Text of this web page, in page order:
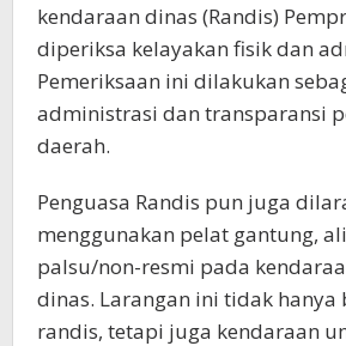
kendaraan dinas (Randis)
diperiksa kelayakan fisik dan
Pemeriksaan ini dilakukan
administrasi dan transparansi
daerah.
Penguasa Randis pun juga
menggunakan pelat gantung,
palsu/non-resmi pada
dinas. Larangan ini tidak hanya
randis, tetapi juga kendaraan